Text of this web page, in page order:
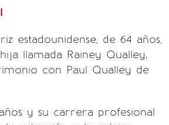
estadounidense, de 64 años,
llamada Rainey Qualley,
con Paul Qualley de
y su carrera profesional